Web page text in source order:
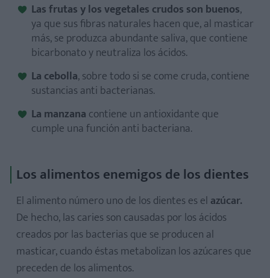
Las frutas y los vegetales crudos son buenos,
ya que sus fibras naturales hacen que, al masticar
más, se produzca abundante saliva, que contiene
bicarbonato y neutraliza los ácidos.
La cebolla, sobre todo si se come cruda, contiene
sustancias anti bacterianas.
La manzana contiene un antioxidante que
cumple una función anti bacteriana.
Los alimentos enemigos de los dientes
El alimento número uno de los dientes es el azúcar.
De hecho, las caries son causadas por los ácidos
creados por las bacterias que se producen al
masticar, cuando éstas metabolizan los azúcares que
preceden de los alimentos.